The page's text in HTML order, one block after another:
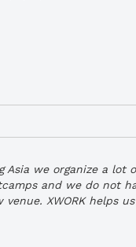
Asia we organize a lot
and we do not
XWORK helps